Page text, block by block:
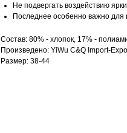
Не подвергать воздействию
Последнее особенно важно для
Состав: 80% - хлопок, 17% -
Произведено: YiWu C&Q Import-
Размер: 38-44